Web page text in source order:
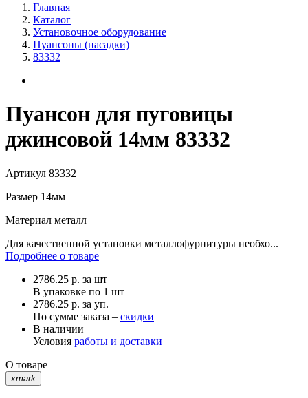
Главная
Каталог
Установочное оборудование
Пуансоны (насадки)
83332
Пуансон для пуговицы
джинсовой 14мм 83332
Артикул 83332
Размер 14мм
Материал металл
Для качественной установки металлофурнитуры необхо...
Подробнее о товаре
2786.25 р. за шт
В упаковке по 1 шт
2786.25 р. за уп.
По сумме заказа – скидки
В наличии
Условия работы и доставки
О товаре
xmark